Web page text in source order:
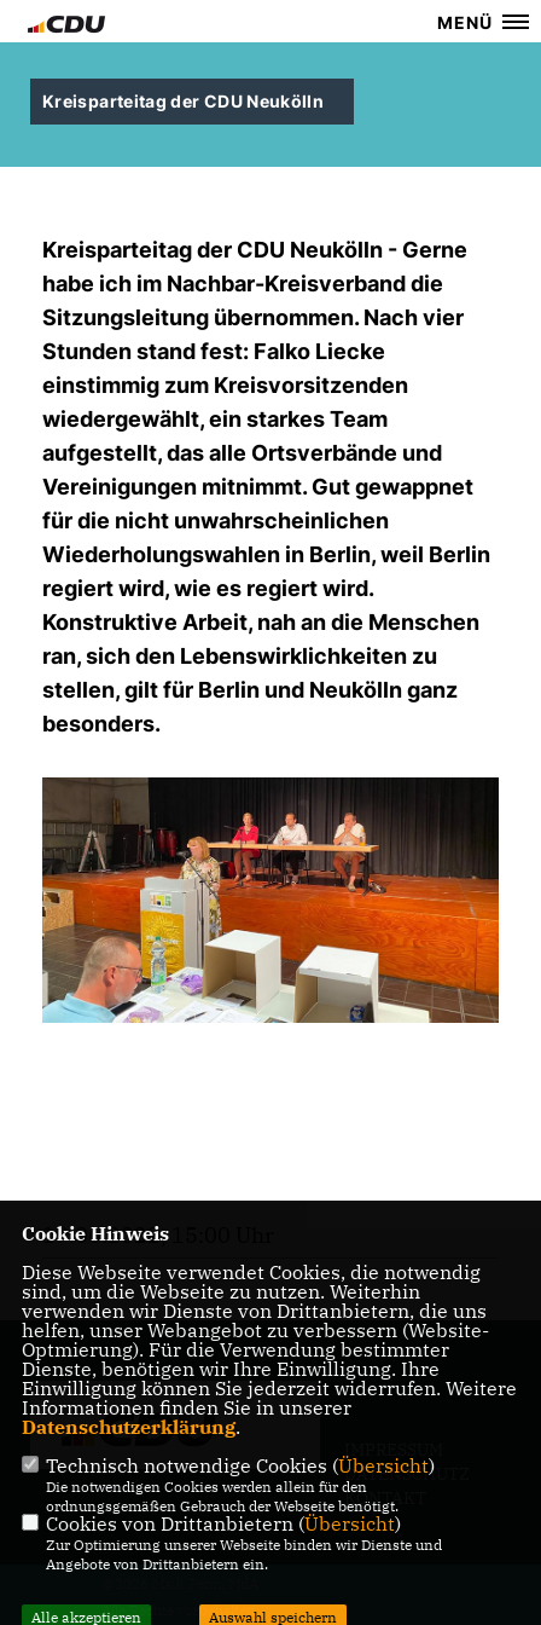
MENÜ
Kreisparteitag der CDU Neukölln
Kreisparteitag der CDU Neukölln - Gerne
habe ich im Nachbar-Kreisverband die
Sitzungsleitung übernommen. Nach vier
Stunden stand fest: Falko Liecke
einstimmig zum Kreisvorsitzenden
wiedergewählt, ein starkes Team
aufgestellt, das alle Ortsverbände und
Vereinigungen mitnimmt. Gut gewappnet
für die nicht unwahrscheinlichen
Wiederholungswahlen in Berlin, weil Berlin
regiert wird, wie es regiert wird.
Konstruktive Arbeit, nah an die Menschen
ran, sich den Lebenswirklichkeiten zu
stellen, gilt für Berlin und Neukölln ganz
besonders.
19.06.2022, 15:00 Uhr
DATENSCHUTZ
KONTAKT
Alle Rechte vorbehalten.
Cookie Hinweis
Diese Webseite verwendet Cookies, die notwendig
sind, um die Webseite zu nutzen. Weiterhin
verwenden wir Dienste von Drittanbietern, die uns
helfen, unser Webangebot zu verbessern (Website-
Optmierung). Für die Verwendung bestimmter
Dienste, benötigen wir Ihre Einwilligung. Ihre
Einwilligung können Sie jederzeit widerrufen. Weitere
Informationen finden Sie in unserer
Datenschutzerklärung.
Technisch notwendige Cookies (Übersicht)
Die notwendigen Cookies werden allein für den
ordnungsgemäßen Gebrauch der Webseite benötigt.
Cookies von Drittanbietern (Übersicht)
Zur Optimierung unserer Webseite binden wir Dienste und
Angebote von Drittanbietern ein.
Alle akzeptieren Auswahl speichern